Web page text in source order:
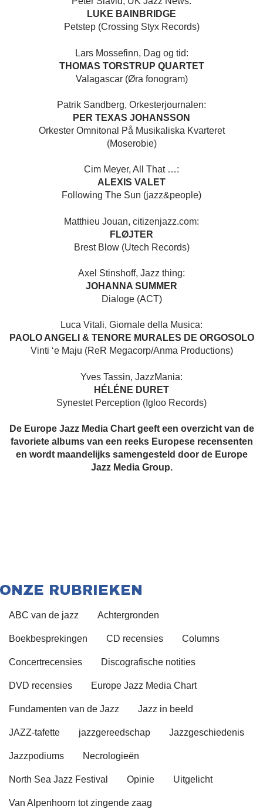
LUKE BAINBRIDGE
Petstep (Crossing Styx Records)
Lars Mossefinn, Dag og tid:
THOMAS TORSTRUP QUARTET
Valagascar (Øra fonogram)
Patrik Sandberg, Orkesterjournalen:
PER TEXAS JOHANSSON
Orkester Omnitonal På Musikaliska Kvarteret
(Moserobie)
Cim Meyer, All That …:
ALEXIS VALET
Following The Sun (jazz&people)
Matthieu Jouan, citizenjazz.com:
FLØJTER
Brest Blow (Utech Records)
Axel Stinshoff, Jazz thing:
JOHANNA SUMMER
Dialoge (ACT)
Luca Vitali, Giornale della Musica:
PAOLO ANGELI & TENORE MURALES DE ORGOSOLO
Vinti ‘e Maju (ReR Megacorp/Anma Productions)
Yves Tassin, JazzMania:
HÉLÉNE DURET
Synestet Perception (Igloo Records)
De Europe Jazz Media Chart geeft een overzicht van de
favoriete albums van een reeks Europese recensenten
en wordt maandelijks samengesteld door de Europe
Jazz Media Group.
ONZE RUBRIEKEN
ABC van de jazz Achtergronden
Boekbesprekingen CD recensies Columns
Concertrecensies Discografische notities
DVD recensies Europe Jazz Media Chart
Fundamenten van de Jazz Jazz in beeld
JAZZ-tafette jazzgereedschap Jazzgeschiedenis
Jazzpodiums Necrologieën
North Sea Jazz Festival Opinie Uitgelicht
Van Alpenhoorn tot zingende zaag